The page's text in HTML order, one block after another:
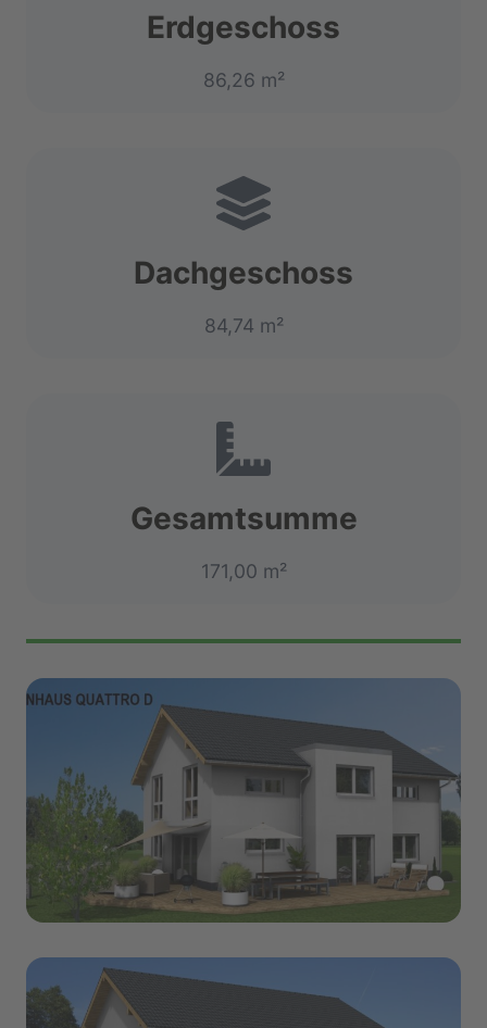
Erdgeschoss
86,26 m²
Dachgeschoss
84,74 m²
Gesamtsumme
171,00 m²